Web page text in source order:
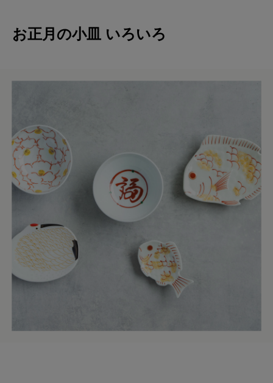
お正月の小皿 いろいろ